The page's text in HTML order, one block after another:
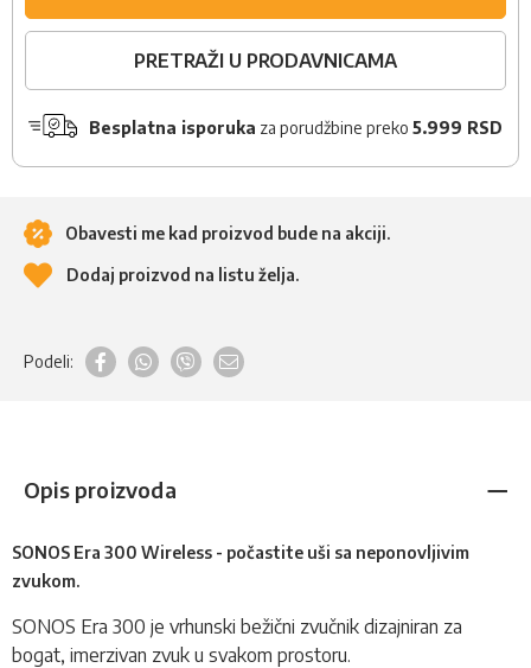
PRETRAŽI U PRODAVNICAMA
Besplatna isporuka za porudžbine preko 5.999 RSD
Obavesti me kad proizvod bude na akciji.
Dodaj proizvod na listu želja.
Podeli:
Opis proizvoda
SONOS Era 300 Wireless - počastite uši sa neponovljivim
zvukom.
SONOS Era 300 je vrhunski bežični zvučnik dizajniran za
bogat, imerzivan zvuk u svakom prostoru.